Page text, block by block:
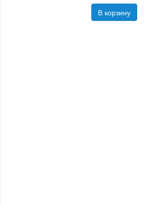
В корзину